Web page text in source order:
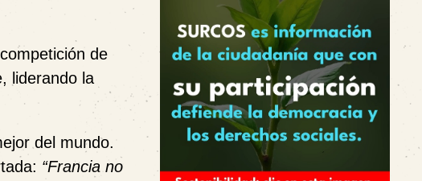
de
liderando la
del mundo.
“Francia no